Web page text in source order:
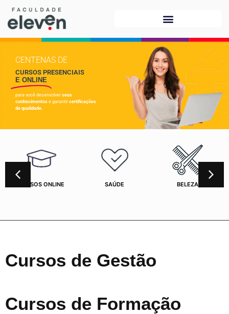
CENTENAS DE
CURSOS PRESENCIAIS
E ONLINE
para você desenvolver seus
conhecimentos e garantir certificações
de qualidade.
CURSOS ONLINE SAÚDE BELEZA
Cursos de Gestão
Cursos de Formação